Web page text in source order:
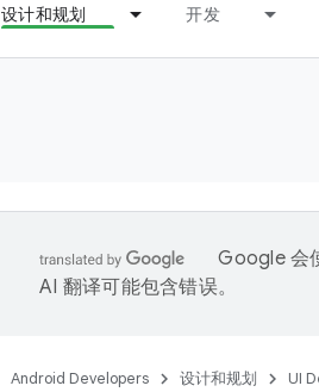
设计和规划 开发
Google 会
AI 翻译可能包含错误。
Android Developers 设计和规划 UI